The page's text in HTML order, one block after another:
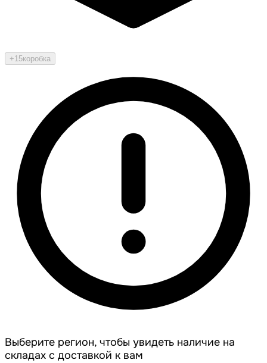
+15коробка
Выберите регион, чтобы увидеть наличие на
складах с доставкой к вам